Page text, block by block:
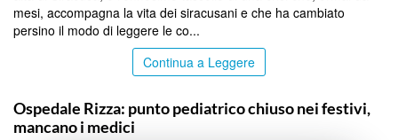
mesi, accompagna la vita dei siracusani e che ha cambiato
persino il modo di leggere le co...
Continua a Leggere
Ospedale Rizza: punto pediatrico chiuso nei festivi,
mancano i medici